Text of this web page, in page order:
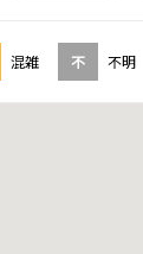
混雑 不 不明